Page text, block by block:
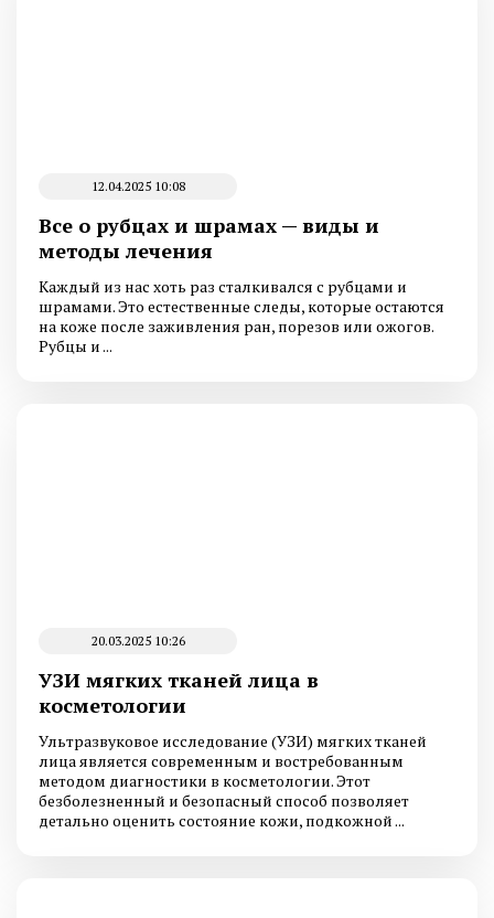
12.04.2025 10:08
Все о рубцах и шрамах — виды и
методы лечения
Каждый из нас хоть раз сталкивался с рубцами и
шрамами. Это естественные следы, которые остаются
на коже после заживления ран, порезов или ожогов.
Рубцы и ...
20.03.2025 10:26
УЗИ мягких тканей лица в
косметологии
Ультразвуковое исследование (УЗИ) мягких тканей
лица является современным и востребованным
методом диагностики в косметологии. Этот
безболезненный и безопасный способ позволяет
детально оценить состояние кожи, подкожной ...